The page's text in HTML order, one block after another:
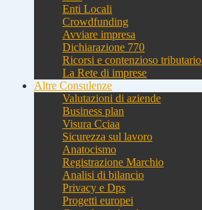
Enti Locali
Crowdfunding
Avviare impresa
Dichiarazione 770
Ricorsi e contenzioso tributario
La Rete di imprese
Altre Consulenze
Valutazioni di aziende
Business plan
Visura Cciaa
Sicurezza sul lavoro
Anatocismo
Registrazione Marchio
Analisi di bilancio
Privacy e Dps
Progetti europei